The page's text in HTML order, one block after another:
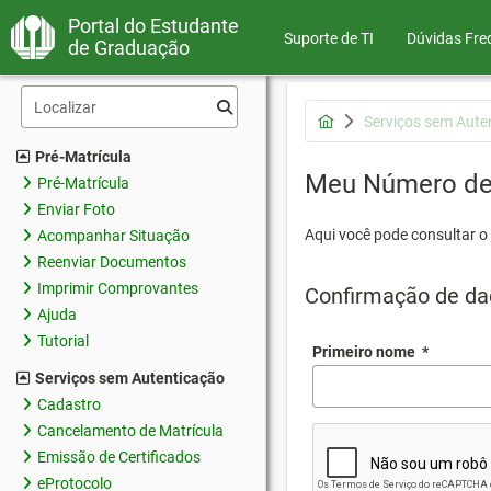
Portal do Estudante
de Graduação
Suporte de TI Dúvidas
Pré-Matrícula
Pré-Matrícula
Enviar Foto
Acompanhar Situação
Reenviar Documentos
Imprimir Comprovantes
Ajuda
Tutorial
Serviços sem Autenticação
Cadastro
Cancelamento de Matrícula
Emissão de Certificados
eProtocolo
Serviços sem
Meu Número
Aqui você pode consultar
Confirmação de
Primeiro nome *